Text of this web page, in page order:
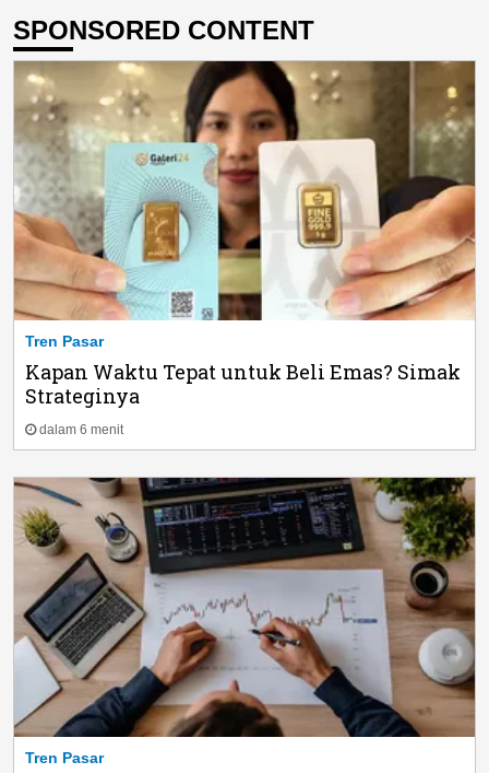
SPONSORED CONTENT
Tren Pasar
Kapan Waktu Tepat untuk Beli Emas? Simak
Strateginya
dalam 6 menit
Tren Pasar